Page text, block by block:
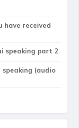
have received
speaking part 2
speaking (audio